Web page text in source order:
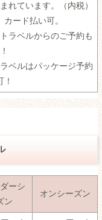
れています。（内税）
ード払い可。
ラベルからのご予約も
ベルはパッケージ予約
！
ーシ
ン
オンシーズン